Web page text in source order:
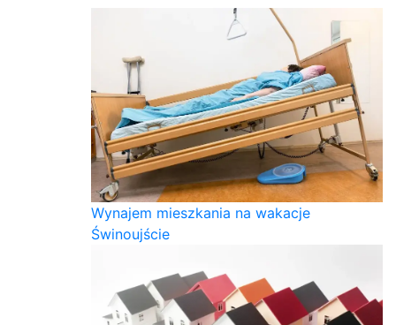
Wynajem mieszkania na wakacje
Świnoujście